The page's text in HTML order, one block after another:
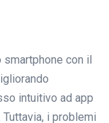
con il
intuitivo ad app
i problemi